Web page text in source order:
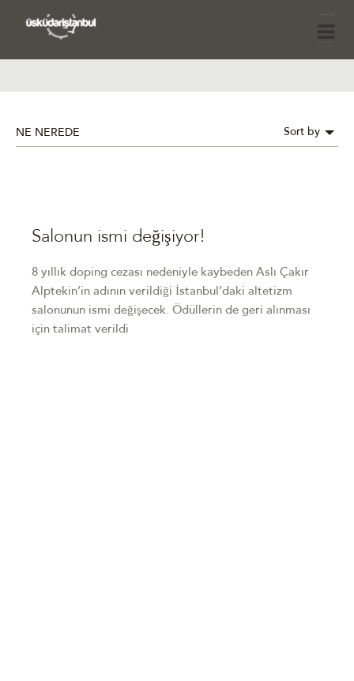
NE NEREDE Sort by
Salonun ismi değişiyor!
8 yıllık doping cezası nedeniyle kaybeden Aslı Çakır
Alptekin’in adının verildiği İstanbul’daki altetizm
salonunun ismi değişecek. Ödüllerin de geri alınması
için talimat verildi